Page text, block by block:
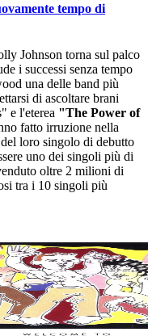
tempo di
Johnson torna sul palco
i successi senza tempo
una delle band più
di ascoltare brani
e l'eterea "The Power of
fatto irruzione nella
loro singolo di debutto
uno dei singoli più di
oltre 2 milioni di
tra i 10 singoli più